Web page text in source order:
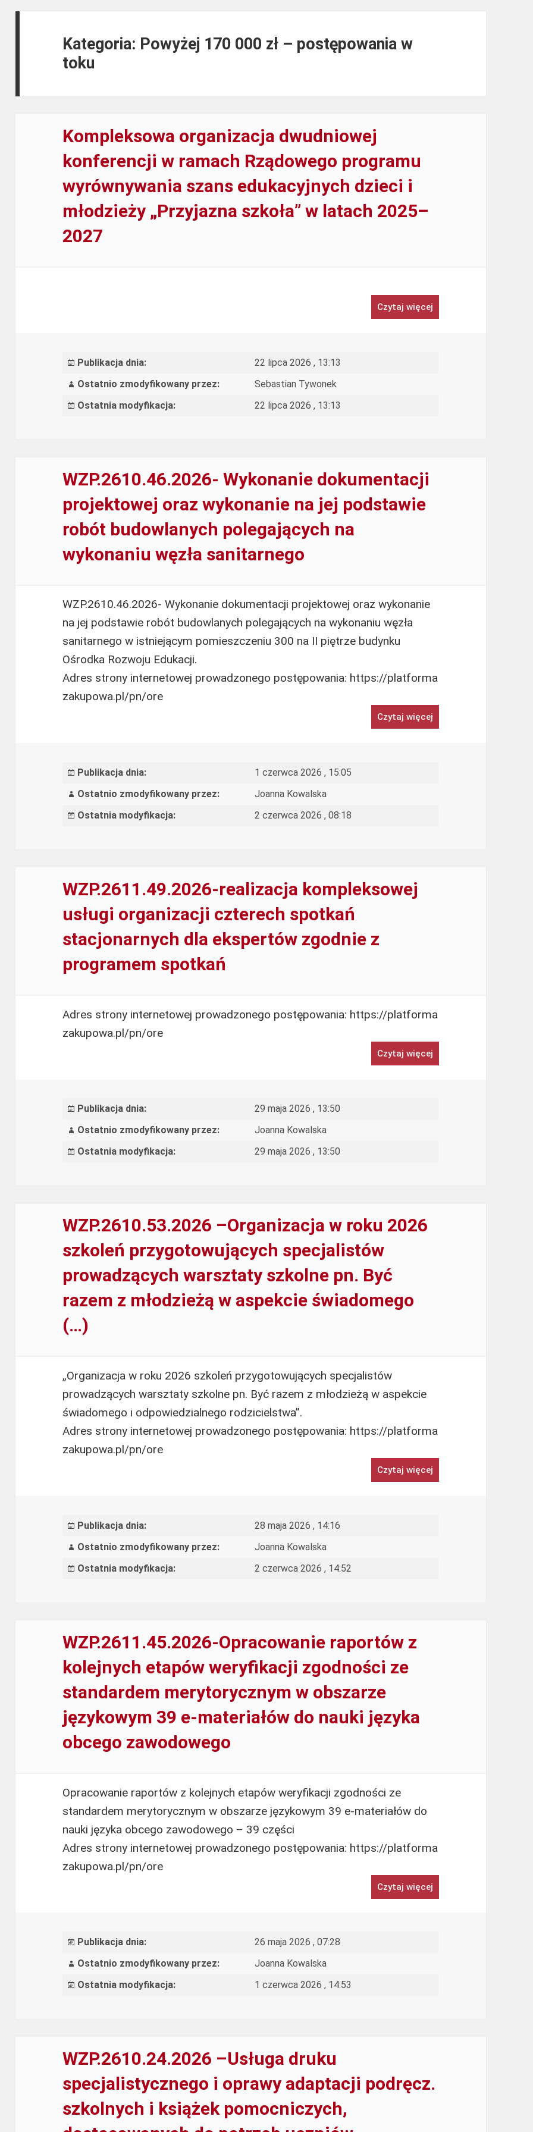
Kategoria: Powyżej 170 000 zł – postępowania w
toku
Kompleksowa organizacja dwudniowej
konferencji w ramach Rządowego programu
wyrównywania szans edukacyjnych dzieci i
młodzieży „Przyjazna szkoła” w latach 2025–
2027
Czytaj więcej
w
ramach
edukacyjnych
dzieci
i
młodzieży
„Przyjazna
szkoła”
latach
2025–
2027
Publikacja dnia:
22 lipca 2026 , 13:13
Ostatnio zmodyfikowany przez:
Sebastian Tywonek
Ostatnia modyfikacja:
22 lipca 2026 , 13:13
WZP.2610.46.2026- Wykonanie dokumentacji
projektowej oraz wykonanie na jej podstawie
robót budowlanych polegających na
wykonaniu węzła sanitarnego
WZP.2610.46.2026- Wykonanie dokumentacji projektowej oraz wykonanie
na jej podstawie robót budowlanych polegających na wykonaniu węzła
sanitarnego w istniejącym pomieszczeniu 300 na II piętrze budynku
Ośrodka Rozwoju Edukacji.
Adres strony internetowej prowadzonego postępowania: https://platforma
zakupowa.pl/pn/ore
Czytaj więcej
WZP.2610.46.2026-
jej
budowlanych
polegających
na
wykonaniu
sanitarnego
Publikacja dnia:
1 czerwca 2026 , 15:05
Ostatnio zmodyfikowany przez:
Joanna Kowalska
Ostatnia modyfikacja:
2 czerwca 2026 , 08:18
WZP.2611.49.2026-realizacja kompleksowej
usługi organizacji czterech spotkań
stacjonarnych dla ekspertów zgodnie z
programem spotkań
Adres strony internetowej prowadzonego postępowania: https://platforma
zakupowa.pl/pn/ore
Czytaj więcej
WZP.2611.49.2026-
czterech
zgodnie
z
programem
spotkań
Publikacja dnia:
29 maja 2026 , 13:50
Ostatnio zmodyfikowany przez:
Joanna Kowalska
Ostatnia modyfikacja:
29 maja 2026 , 13:50
WZP.2610.53.2026 –Organizacja w roku 2026
szkoleń przygotowujących specjalistów
prowadzących warsztaty szkolne pn. Być
razem z młodzieżą w aspekcie świadomego
(…)
„Organizacja w roku 2026 szkoleń przygotowujących specjalistów
prowadzących warsztaty szkolne pn. Być razem z młodzieżą w aspekcie
świadomego i odpowiedzialnego rodzicielstwa”.
Adres strony internetowej prowadzonego postępowania: https://platforma
zakupowa.pl/pn/ore
Czytaj więcej
WZP.2610.53.2026
przygotowujących
warsztaty
szkolne
pn.
Być
z
młodzieżą
świadomego
(…)
Publikacja dnia:
28 maja 2026 , 14:16
Ostatnio zmodyfikowany przez:
Joanna Kowalska
Ostatnia modyfikacja:
2 czerwca 2026 , 14:52
WZP.2611.45.2026-Opracowanie raportów z
kolejnych etapów weryfikacji zgodności ze
standardem merytorycznym w obszarze
językowym 39 e-materiałów do nauki języka
obcego zawodowego
Opracowanie raportów z kolejnych etapów weryfikacji zgodności ze
standardem merytorycznym w obszarze językowym 39 e-materiałów do
nauki języka obcego zawodowego – 39 części
Adres strony internetowej prowadzonego postępowania: https://platforma
zakupowa.pl/pn/ore
Czytaj więcej
WZP.2611.45.2026-
zgodności
merytorycznym
w
obszarze
językowym
Publikacja dnia:
26 maja 2026 , 07:28
Ostatnio zmodyfikowany przez:
Joanna Kowalska
Ostatnia modyfikacja:
1 czerwca 2026 , 14:53
WZP.2610.24.2026 –Usługa druku
specjalistycznego i oprawy adaptacji podręcz.
szkolnych i książek pomocniczych,